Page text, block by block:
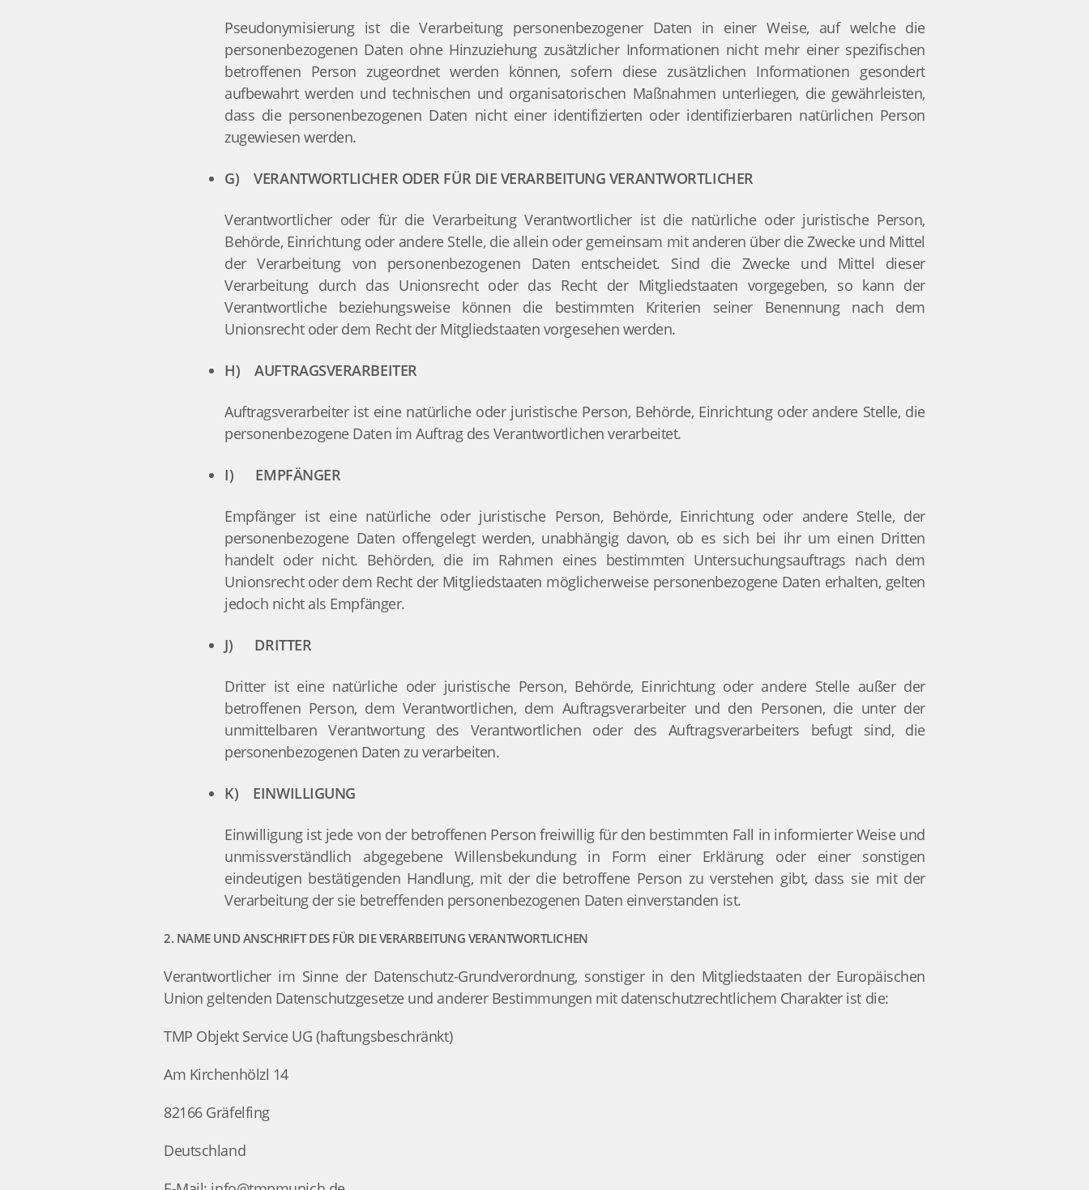
Pseudonymisierung ist die Verarbeitung personenbezogener Daten in einer Weise, auf welche die
personenbezogenen Daten ohne Hinzuziehung zusätzlicher Informationen nicht mehr einer spezifischen
betroffenen Person zugeordnet werden können, sofern diese zusätzlichen Informationen gesondert
aufbewahrt werden und technischen und organisatorischen Maßnahmen unterliegen, die gewährleisten,
dass die personenbezogenen Daten nicht einer identifizierten oder identifizierbaren natürlichen Person
zugewiesen werden.
G) VERANTWORTLICHER ODER FÜR DIE VERARBEITUNG VERANTWORTLICHER
Verantwortlicher oder für die Verarbeitung Verantwortlicher ist die natürliche oder juristische Person,
Behörde, Einrichtung oder andere Stelle, die allein oder gemeinsam mit anderen über die Zwecke und Mittel
der Verarbeitung von personenbezogenen Daten entscheidet. Sind die Zwecke und Mittel dieser
Verarbeitung durch das Unionsrecht oder das Recht der Mitgliedstaaten vorgegeben, so kann der
Verantwortliche beziehungsweise können die bestimmten Kriterien seiner Benennung nach dem
Unionsrecht oder dem Recht der Mitgliedstaaten vorgesehen werden.
H) AUFTRAGSVERARBEITER
Auftragsverarbeiter ist eine natürliche oder juristische Person, Behörde, Einrichtung oder andere Stelle, die
personenbezogene Daten im Auftrag des Verantwortlichen verarbeitet.
I) EMPFÄNGER
Empfänger ist eine natürliche oder juristische Person, Behörde, Einrichtung oder andere Stelle, der
personenbezogene Daten offengelegt werden, unabhängig davon, ob es sich bei ihr um einen Dritten
handelt oder nicht. Behörden, die im Rahmen eines bestimmten Untersuchungsauftrags nach dem
Unionsrecht oder dem Recht der Mitgliedstaaten möglicherweise personenbezogene Daten erhalten, gelten
jedoch nicht als Empfänger.
J) DRITTER
Dritter ist eine natürliche oder juristische Person, Behörde, Einrichtung oder andere Stelle außer der
betroffenen Person, dem Verantwortlichen, dem Auftragsverarbeiter und den Personen, die unter der
unmittelbaren Verantwortung des Verantwortlichen oder des Auftragsverarbeiters befugt sind, die
personenbezogenen Daten zu verarbeiten.
K) EINWILLIGUNG
Einwilligung ist jede von der betroffenen Person freiwillig für den bestimmten Fall in informierter Weise und
unmissverständlich abgegebene Willensbekundung in Form einer Erklärung oder einer sonstigen
eindeutigen bestätigenden Handlung, mit der die betroffene Person zu verstehen gibt, dass sie mit der
Verarbeitung der sie betreffenden personenbezogenen Daten einverstanden ist.
2. NAME UND ANSCHRIFT DES FÜR DIE VERARBEITUNG VERANTWORTLICHEN
Verantwortlicher im Sinne der Datenschutz-Grundverordnung, sonstiger in den Mitgliedstaaten der Europäischen
Union geltenden Datenschutzgesetze und anderer Bestimmungen mit datenschutzrechtlichem Charakter ist die:
TMP Objekt Service UG (haftungsbeschränkt)
Am Kirchenhölzl 14
82166 Gräfelfing
Deutschland